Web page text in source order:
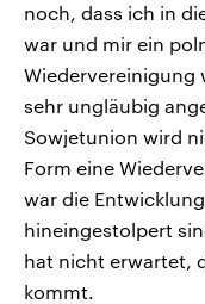
noch, dass ich in
war und mir ein
Wiedervereinigung
sehr ungläubig
Sowjetunion wird
Form eine
war die
hineingestolpert
hat nicht erwartet,
kommt.